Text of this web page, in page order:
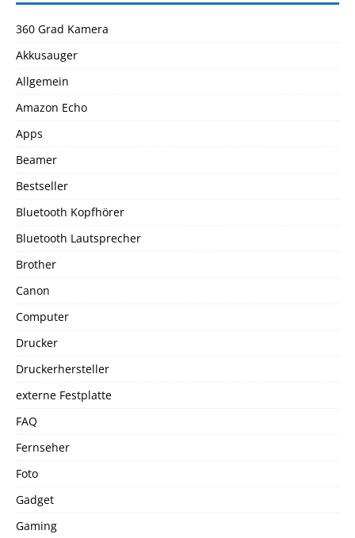
360 Grad Kamera
Akkusauger
Allgemein
Amazon Echo
Apps
Beamer
Bestseller
Bluetooth Kopfhörer
Bluetooth Lautsprecher
Brother
Canon
Computer
Drucker
Druckerhersteller
externe Festplatte
FAQ
Fernseher
Foto
Gadget
Gaming